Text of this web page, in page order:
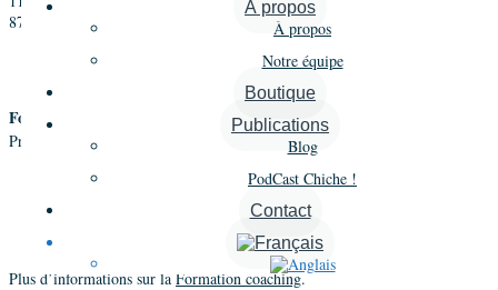
À propos
À propos
Notre équipe
Boutique
Publications
Blog
PodCast Chiche !
Contact
8705€ à 11255€
Types de personnalité – Jours 1, 2 et 3
Formation professionnelle au coaching « Intelligence de soi »
Première année : les fondamentaux de la démarche
Les concepts de base : Pilote Automatique et Moi Conscient
Les projections et les jugements
Plus d’informations sur la Formation coaching.